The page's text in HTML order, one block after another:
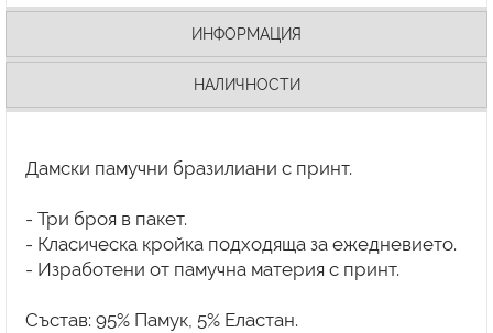
ИНФОРМАЦИЯ
НАЛИЧНОСТИ
Дамски памучни бразилиани с принт.
- Три броя в пакет.
- Класическа кройка подходяща за ежедневието.
- Изработени от памучна материя с принт.
Състав: 95% Памук, 5% Еластан.